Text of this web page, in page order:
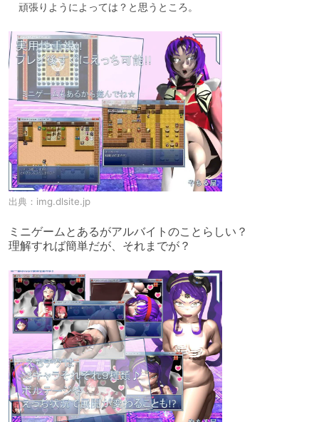
頑張りようによっては？と思うところ。
出典： img.dlsite.jp
ミニゲームとあるがアルバイトのことらしい？
理解すれば簡単だが、それまでが？